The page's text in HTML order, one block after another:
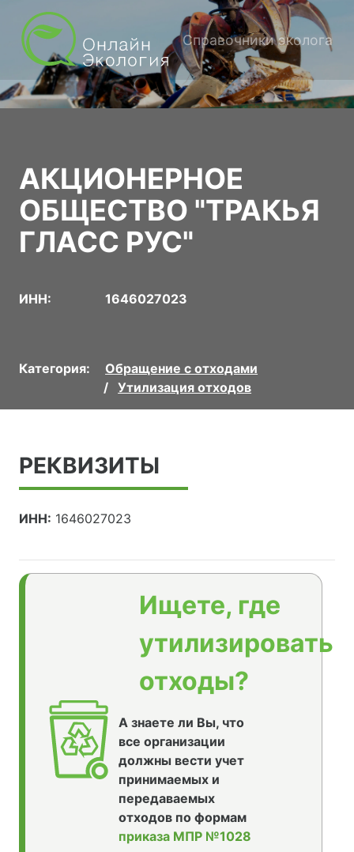
Справочники эколога
АКЦИОНЕРНОЕ
ОБЩЕСТВО "ТРАКЬЯ
ГЛАСС РУС"
ИНН: 1646027023
Категория:
Обращение с отходами
Утилизация отходов
РЕКВИЗИТЫ
ИНН: 1646027023
Ищете, где
утилизировать
отходы?
А знаете ли Вы, что
все организации
должны вести учет
принимаемых и
передаваемых
отходов по формам
приказа МПР №1028